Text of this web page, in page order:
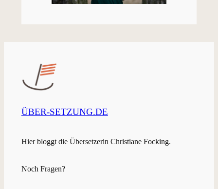
ÜBER-SETZUNG.DE
Hier bloggt die Übersetzerin Christiane Focking.
Noch Fragen?